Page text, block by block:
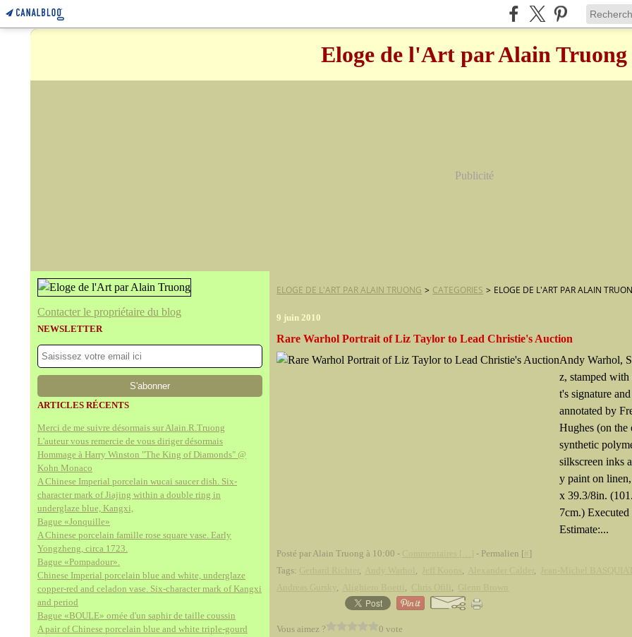
Eloge de l'Art par Alain Truong
Publicité
Contacter le propriétaire du blog
NEWSLETTER
ARTICLES RÉCENTS
Merci de me suivre désormais sur Alain.R.Truong
L'auteur vous remercie de vous diriger désormais
Hommage à Harry Winston "The King of Diamonds" @
Kohn Monaco
A Chinese Imperial porcelain wucai saucer dish. Six-
character mark of Jiajing within a double ring in
underglaze blue, Kangxi,
Bague «Jonquille»
A Chinese porcelain famille rose square vase. Early
Yongzheng, circa 1723.
Bague «Pompadour».
Chinese Imperial porcelain blue and white, underglaze
copper-red and celadon vase. Six-character mark of Kangxi
and period
Bague «BOULE» ornée d'un saphir de taille coussin
A pair of Chinese porcelain blue and white triple-gourd
ELOGE DE L'ART PAR ALAIN TRUONG > CATEGORIES > ELOGE DE L'ART PAR ALAIN
9 juin 2010
Rare Warhol Portrait of Liz Taylor to Lead Christie's Auction
Andy Warhol,
z, stamped with
t's signature
annotated by
Hughes (on the
synthetic
silkscreen inks
y paint on
x 39.3/8in.
7cm.)
Estimate:...
Posté par Alain Truong à 10:00 - - Permalien [ ]
Tags:
, , , ,
, , ,
Vous aimez ? 0 vote